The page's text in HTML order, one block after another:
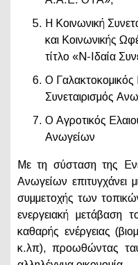
Η Κοινωνική
και Κοινωνικής
τίτλο «Ν-Ιδαία
Ο Γαλακτοκομικός
Συνεταιρισμός
Ο Αγροτικός
Ανωγείων
Με τη σύσταση της
Ανωγείων επιτυγχάνει
συμμετοχής των
ενεργειακή
καθαρής ενέργειας
κ.λπ), προωθώντας